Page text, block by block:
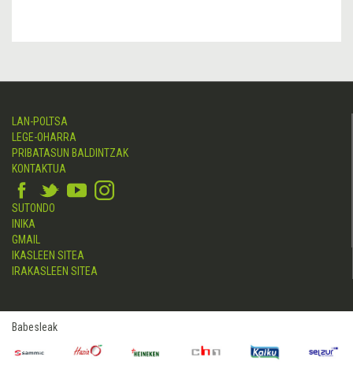
LAN-POLTSA
LEGE-OHARRA
PRIBATASUN BALDINTZAK
KONTAKTUA
SUTONDO
INIKA
GMAIL
IKASLEEN SITEA
IRAKASLEEN SITEA
Babesleak